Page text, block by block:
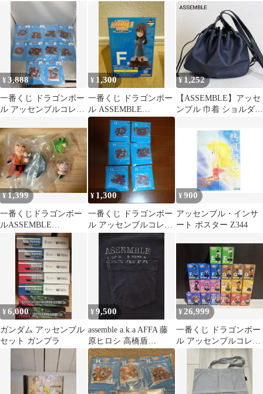
レンジ
¥3,888
一番くじ ドラゴンボー
ル アッセンブルコレク
ンプセット
¥ 1,300
一番くじ ドラゴンボー
ル ASSEMBLE
COLLECTION F賞 マイ
¥ 1,252
【ASSEMBLE】アッセ
ンブル 巾着 ショルダー
¥1,399
一番くじドラゴンボー
ルASSEMBLE
COLLECTION ～孫悟
空少年期編～
¥ 1,300
一番くじ ドラゴンボー
ル アッセンブルコレク
ション H賞 アクリルス
タンド 6種
¥900
アッセンブル・インサ
ート ポスター Z344
¥6,000
ガンダム アッセンブル
セット ガンプラ
¥9,500
assemble a.k.a AFFA 藤
原ヒロシ 高橋盾
UNDERCOVER
¥26,999
一番くじ ドラゴンボー
ル アッセンブルコレク
ション 孫悟空少年期編
セミコンプ